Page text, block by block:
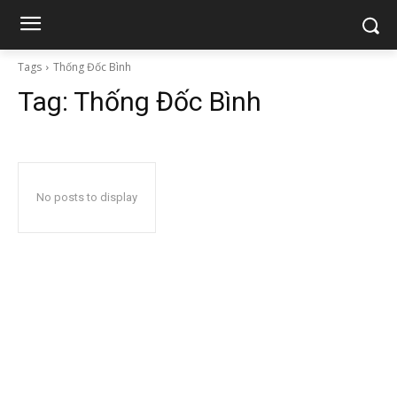
Tags Thống Đốc Bình
Tag: Thống Đốc Bình
No posts to display